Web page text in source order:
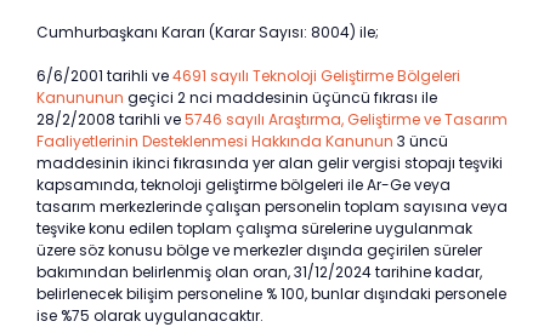
Cumhurbaşkanı Kararı (Karar Sayısı: 8004) ile;
6/6/2001 tarihli ve4691 sayılı Teknoloji Geliştirme Bölgeleri
Kanununun geçici 2 nci maddesinin üçüncü fıkrası ile
28/2/2008 tarihli ve5746 sayılı Araştırma, Geliştirme ve Tasarım
Faaliyetlerinin Desteklenmesi Hakkında Kanunun 3 üncü
maddesinin ikinci fıkrasında yer alan gelir vergisi stopajı teşviki
kapsamında, teknoloji geliştirme bölgeleri ile Ar-Ge veya
tasarım merkezlerinde çalışan personelin toplam sayısına veya
teşvike konu edilen toplam çalışma sürelerine uygulanmak
üzere söz konusu bölge ve merkezler dışında geçirilen süreler
bakımından belirlenmiş olan oran, 31/12/2024 tarihine kadar,
belirlenecek bilişim personeline % 100, bunlar dışındaki personele
ise %75 olarak uygulanacaktır.